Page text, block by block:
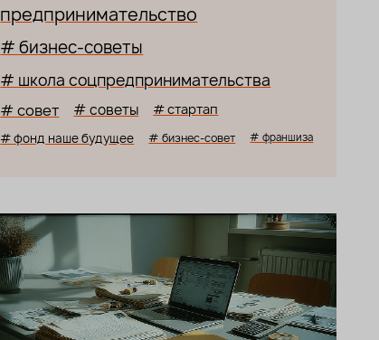
предпринимательство
# бизнес-советы
# школа соцпредпринимательства
# совет # советы # стартап
# фонд наше будущее # бизнес-совет # франшиза